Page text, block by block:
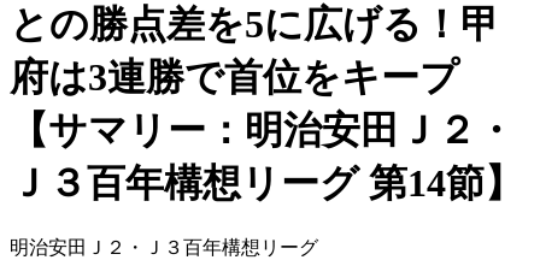
との勝点差を5に広げる！甲
府は3連勝で首位をキープ
【サマリー：明治安田Ｊ２・
Ｊ３百年構想リーグ 第14節】
明治安田Ｊ２・Ｊ３百年構想リーグ